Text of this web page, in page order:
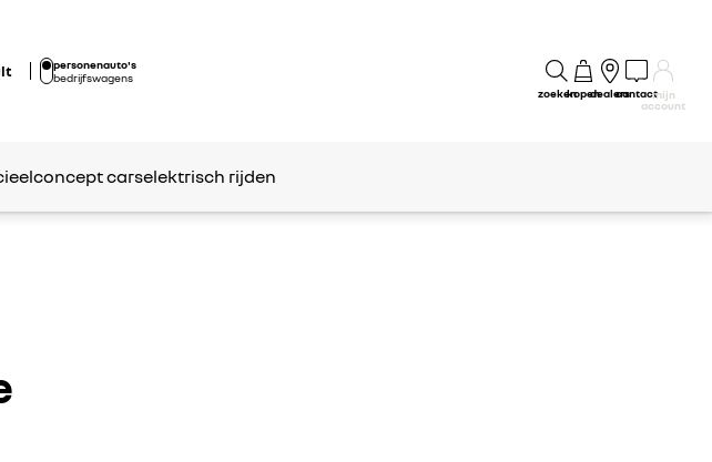
personenauto's
bedrijfswagens
zoekenkopendealerscontactmijn
account
concept carselektrisch rijden